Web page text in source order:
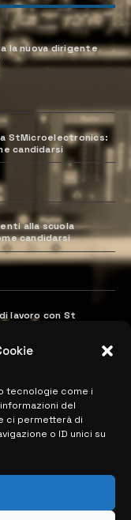
tecnologie come i
del
ci permetterà di
o ID unici su
la nuova dirigente
StMicroelectronics:
candidarsi
alla scuola
candidarsi
lavoro con St